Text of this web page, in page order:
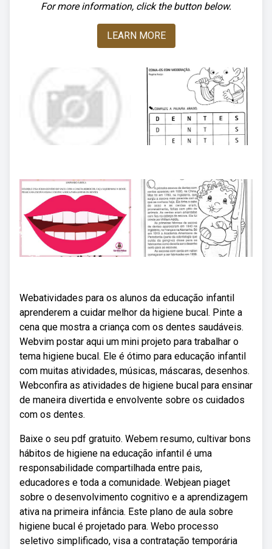
For more information, click the button below.
LEARN MORE
Webatividades para os alunos da educação infantil
aprenderem a cuidar melhor da higiene bucal. Pinte a
cena que mostra a criança com os dentes saudáveis.
Webvim postar aqui um mini projeto para trabalhar o
tema higiene bucal. Ele é ótimo para educação infantil
com muitas atividades, músicas, máscaras, desenhos.
Webconfira as atividades de higiene bucal para ensinar
de maneira divertida e envolvente sobre os cuidados
com os dentes.
Baixe o seu pdf gratuito. Webem resumo, cultivar bons
hábitos de higiene na educação infantil é uma
responsabilidade compartilhada entre pais,
educadores e toda a comunidade. Webjean piaget
sobre o desenvolvimento cognitivo e a aprendizagem
ativa na primeira infância. Este plano de aula sobre
higiene bucal é projetado para. Webo processo
seletivo simplificado, visa a contratação temporária